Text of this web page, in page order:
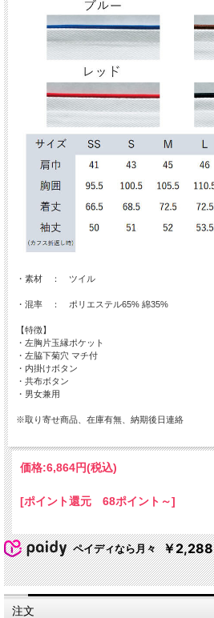
・素材 ： ツイル
・混率 ： ポリエステル65% 綿35%
【特徴】
・左胸片玉縁ポケット
・左脇下菊穴 マチ付
・内掛けボタン
・共布ボタン
・男女兼用
※取り寄せ商品、在庫有無、納期後日連絡
価格:6,864円(税込)
[ポイント還元 68ポイント～]
ペイディなら月々 ￥2,288
注文